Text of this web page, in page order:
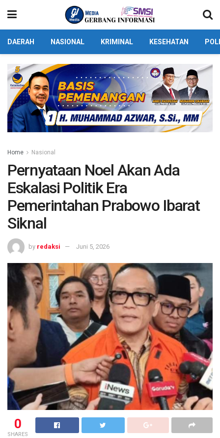
DAERAH NASIONAL KRIMINAL KESEHATAN
Home Nasional
Pernyataan Noel Akan Ada
Eskalasi Politik Era
Pemerintahan Prabowo Ibarat
Siknal
by redaksi Juni 5, 2026
0
SHARES